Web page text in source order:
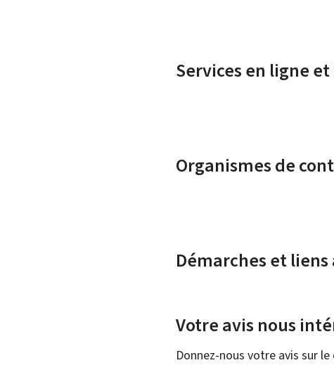
Services en ligne
Organismes de
Démarches et liens
Votre avis nous
Donnez-nous votre avis sur